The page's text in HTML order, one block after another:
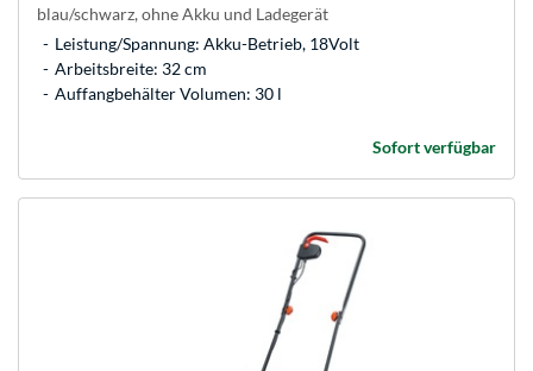
blau/schwarz, ohne Akku und Ladegerät
Leistung/Spannung: Akku-Betrieb, 18Volt
Arbeitsbreite: 32 cm
Auffangbehälter Volumen: 30 l
Sofort verfügbar